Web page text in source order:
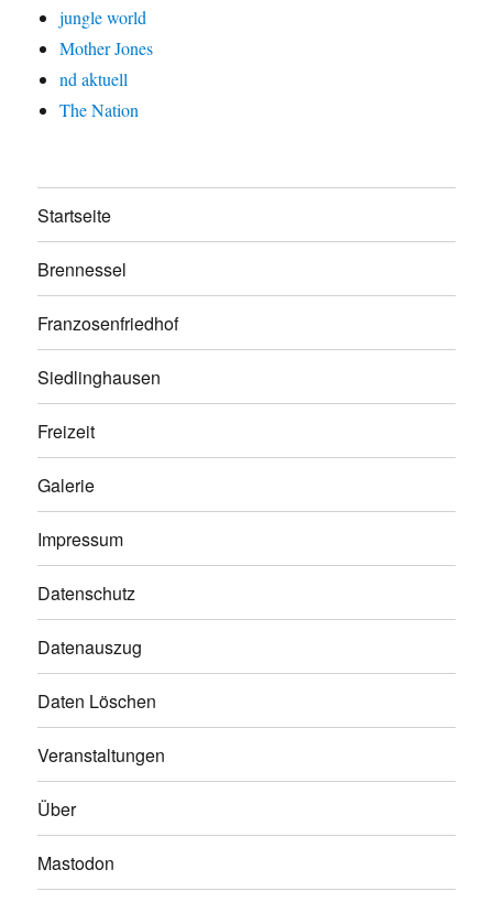
jungle world
Mother Jones
nd aktuell
The Nation
Startseite
Brennessel
Franzosenfriedhof
Siedlinghausen
Freizeit
Galerie
Impressum
Datenschutz
Datenauszug
Daten Löschen
Veranstaltungen
Über
Mastodon